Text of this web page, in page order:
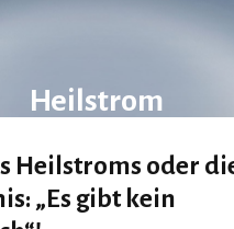
Heilstrom
Heilstroms oder
„Es gibt kein